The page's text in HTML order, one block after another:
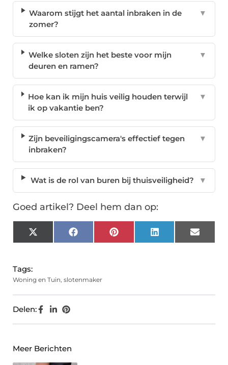
Waarom stijgt het aantal inbraken in de
zomer?
▼
Welke sloten zijn het beste voor mijn
deuren en ramen?
▼
Hoe kan ik mijn huis veilig houden terwijl
ik op vakantie ben?
▼
Zijn beveiligingscamera's effectief tegen
inbraken?
▼
Wat is de rol van buren bij thuisveiligheid? ▼
Goed artikel? Deel hem dan op:
X
(Twitter)
FacebookPinterest LinkedIn Email
Tags:
Woning en Tuin, slotenmaker
Delen:
Meer Berichten